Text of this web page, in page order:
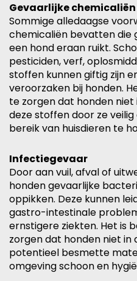
Gevaarlijke chemicaliën
Sommige alledaagse
chemicaliën bevatten die
een hond eraan ruikt.
pesticiden, verf,
stoffen kunnen giftig zijn
veroorzaken bij honden.
te zorgen dat honden
deze stoffen door ze
bereik van huisdieren te
Infectiegevaar
Door aan vuil, afval of
honden gevaarlijke
oppikken. Deze kunnen
gastro-intestinale
ernstigere ziekten. Het is
zorgen dat honden niet
potentieel besmette
omgeving schoon en